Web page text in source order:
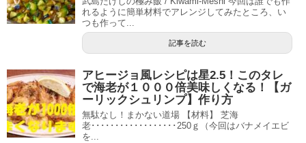
れるように簡単材料でアレンジしてみたところ、い
つも作って...
記事を読む
アヒージョ風レシピは星2.5！このタレ
で海老が１０００倍美味しくなる！【ガ
ーリックシュリンプ】作り方
無駄なし！まかない道場 【材料】 芝海
老･･････････････････250ｇ（今回はバナメイエビ
を...